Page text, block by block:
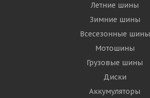
Летние шины
Зимние шины
Всесезонные шины
Мотошины
Грузовые шины
Диски
Аккумуляторы